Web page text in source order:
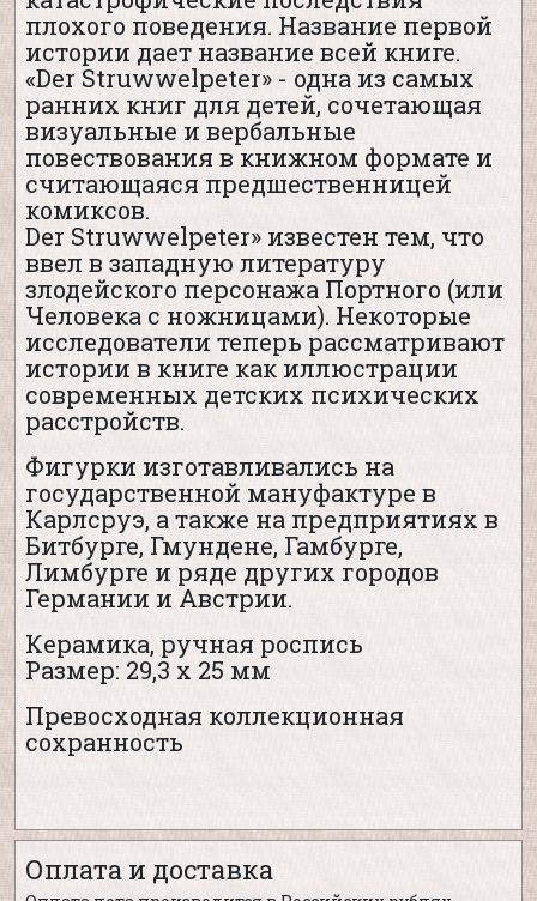
плохого поведения. Название первой
истории дает название всей книге.
«Der Struwwelpeter» - одна из самых
ранних книг для детей, сочетающая
визуальные и вербальные
повествования в книжном формате и
считающаяся предшественницей
комиксов.
Der Struwwelpeter» известен тем, что
ввел в западную литературу
злодейского персонажа Портного (или
Человека с ножницами). Некоторые
исследователи теперь рассматривают
истории в книге как иллюстрации
современных детских психических
расстройств.
Фигурки изготавливались на
государственной мануфактуре в
Карлсруэ, а также на предприятиях в
Битбурге, Гмундене, Гамбурге,
Лимбурге и ряде других городов
Германии и Австрии.
Керамика, ручная роспись
Размер: 29,3 х 25 мм
Превосходная коллекционная
сохранность
Оплата и доставка